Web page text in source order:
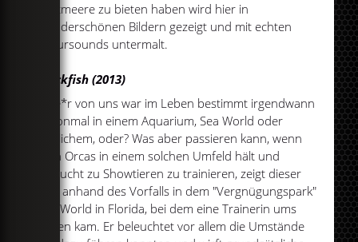
Weltmeere zu bieten haben wird hier in
wunderschönen Bildern gezeigt und mit echten
Natursounds untermalt.
Blackfish (2013)
Jede*r von uns war im Leben bestimmt irgendwann
schonmal in einem Aquarium, Sea World oder
ähnlichem, oder? Was aber passieren kann, wenn
man Orcas in einem solchen Umfeld hält und
versucht zu Showtieren zu trainieren, zeigt dieser
Film anhand des Vorfalls in dem "Vergnügungspark"
Sea World in Florida, bei dem eine Trainerin ums
Leben kam. Er beleuchtet vor allem die Umstände